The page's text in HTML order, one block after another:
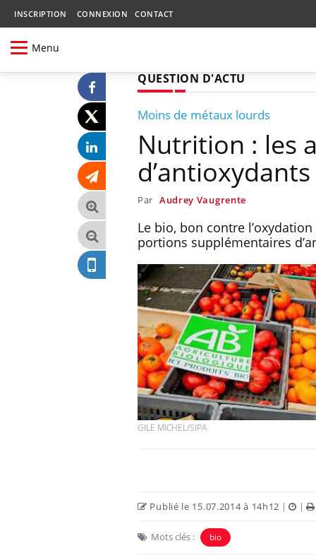
INSCRIPTION CONNEXION CONTACT
Menu
QUESTION D'ACTU
Moins de métaux lourds
Nutrition : les
d’antioxydants
Par Audrey Vaugrente
Le bio, bon contre
portions supplémentaires
GILE MICHEL/SIPA
Publié le 15.07.2014 à 14h12 | |
Mots clés : bio